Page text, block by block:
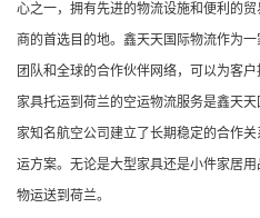
心之一，拥有先进的物流设施和便利的
商的首选目的地。鑫天天国际物流作为
团队和全球的合作伙伴网络，可以为客
家具托运到荷兰的空运物流服务是鑫天
家知名航空公司建立了长期稳定的合作
运方案。无论是大型家具还是小件家居
物运送到荷兰。